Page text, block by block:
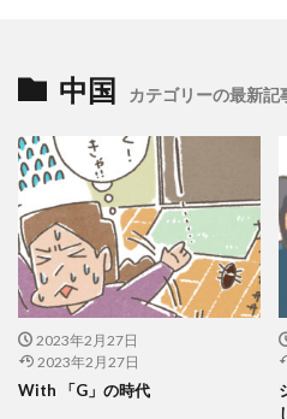
中国 カテゴリーの最新記
2023年2月27日
2023年2月27日
With 「G」の時代